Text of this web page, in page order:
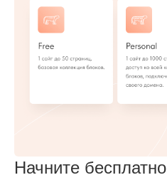
Начните бесплатно